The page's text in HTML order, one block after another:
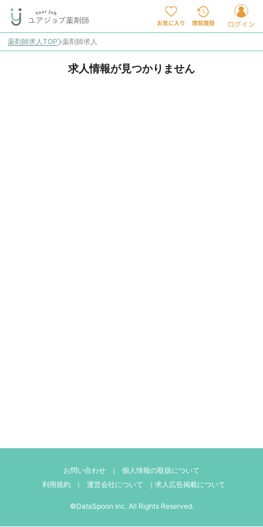
薬剤師求人TOP 薬剤師求人
求人情報が見つかりません
お問い合わせ ｜
個人情報の取扱について
利用規約
｜ 運営会社について ｜ 求人広告掲載について
©DataSpoon Inc. All Rights Reserved.